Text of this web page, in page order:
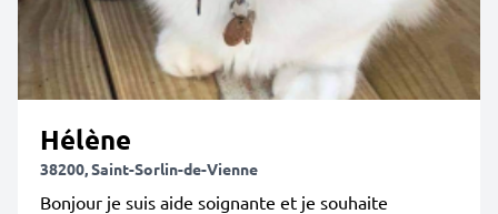
Hélène
38200, Saint-Sorlin-de-Vienne
Bonjour je suis aide soignante et je souhaite